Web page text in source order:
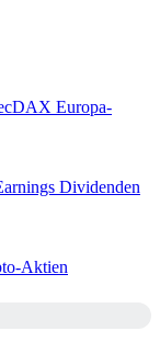
Europa-
Dividenden
Aktien